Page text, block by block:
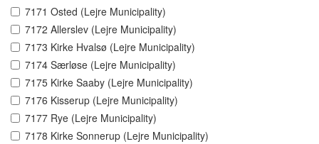
7171 Osted (Lejre Municipality)
7172 Allerslev (Lejre Municipality)
7173 Kirke Hvalsø (Lejre Municipality)
7174 Særløse (Lejre Municipality)
7175 Kirke Saaby (Lejre Municipality)
7176 Kisserup (Lejre Municipality)
7177 Rye (Lejre Municipality)
7178 Kirke Sonnerup (Lejre Municipality)